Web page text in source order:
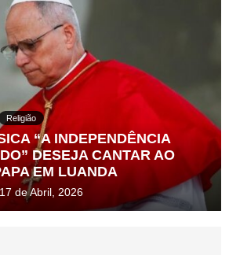
Religião
“A INDEPENDÊNCIA
DESEJA CANTAR AO
EM LUANDA
17 de Abril, 2026